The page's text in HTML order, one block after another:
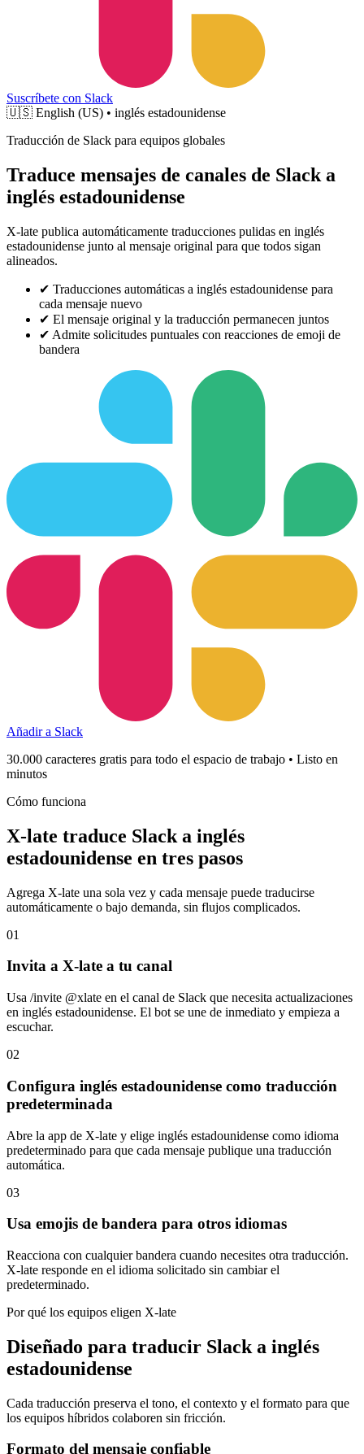
Suscríbete con Slack
🇺🇸 English (US) • inglés estadounidense
Traducción de Slack para equipos globales
Traduce mensajes de canales de Slack a
inglés estadounidense
X-late publica automáticamente traducciones pulidas en inglés
estadounidense junto al mensaje original para que todos sigan
alineados.
✔ Traducciones automáticas a inglés estadounidense para
cada mensaje nuevo
✔ El mensaje original y la traducción permanecen juntos
✔ Admite solicitudes puntuales con reacciones de emoji de
bandera
Añadir a Slack
30.000 caracteres gratis para todo el espacio de trabajo • Listo en
minutos
Cómo funciona
X-late traduce Slack a inglés
estadounidense en tres pasos
Agrega X-late una sola vez y cada mensaje puede traducirse
automáticamente o bajo demanda, sin flujos complicados.
01
Invita a X-late a tu canal
Usa /invite @xlate en el canal de Slack que necesita actualizaciones
en inglés estadounidense. El bot se une de inmediato y empieza a
escuchar.
02
Configura inglés estadounidense como traducción
predeterminada
Abre la app de X-late y elige inglés estadounidense como idioma
predeterminado para que cada mensaje publique una traducción
automática.
03
Usa emojis de bandera para otros idiomas
Reacciona con cualquier bandera cuando necesites otra traducción.
X-late responde en el idioma solicitado sin cambiar el
predeterminado.
Por qué los equipos eligen X-late
Diseñado para traducir Slack a inglés
estadounidense
Cada traducción preserva el tono, el contexto y el formato para que
los equipos híbridos colaboren sin fricción.
Formato del mensaje confiable